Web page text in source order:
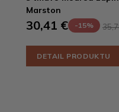
Marston
30,41 € -15%
DETAIL PRODUKTU